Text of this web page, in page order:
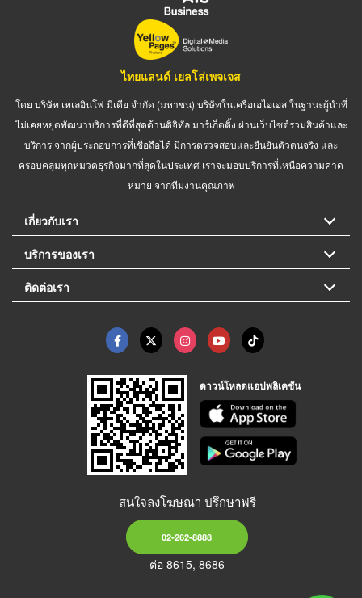
ไทยแลนด์ เยลโล่เพจเจส
โดย บริษัท เทเลอินโฟ มีเดีย จำกัด (มหาชน) บริษัทในเครือเอไอเอส ในฐานะผู้นำที่
ไม่เคยหยุดพัฒนาบริการที่ดีที่สุดด้านดิจิทัล มาร์เก็ตติ้ง ผ่านเว็บไซต์รวมสินค้าและ
บริการ จากผู้ประกอบการที่เชื่อถือได้ มีการตรวจสอบและยืนยันตัวตนจริง และ
ครอบคลุมทุกหมวดธุรกิจมากที่สุดในประเทศ เราจะมอบบริการที่เหนือความคาด
หมาย จากทีมงานคุณภาพ
เกี่ยวกับเรา
บริการของเรา
ติดต่อเรา
ดาวน์โหลดแอปพลิเคชัน
สนใจลงโฆษณา ปรึกษาฟรี
02-262-8888
ต่อ 8615, 8686